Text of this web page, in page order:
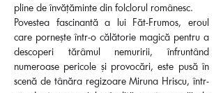
pline de învățăminte din folclorul românesc.
Povestea fascinantă a lui Făt-Frumos, eroul
care pornește într-o călătorie magică pentru a
descoperi tărâmul nemuririi, înfruntând
numeroase pericole și provocări, este pusă în
scenă de tânăra regizoare Miruna Hriscu, într-